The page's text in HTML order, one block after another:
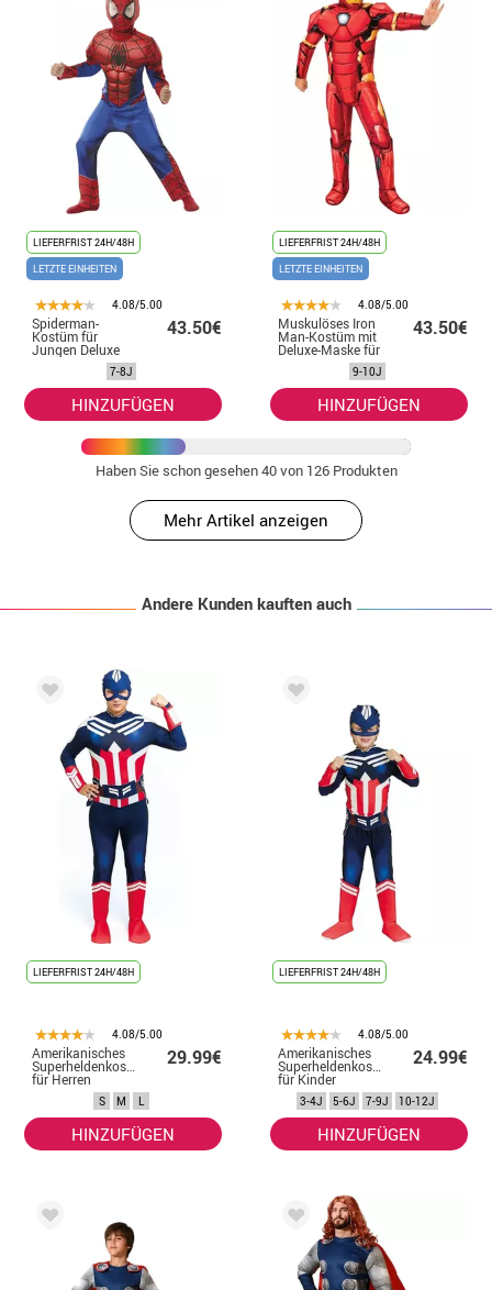
LIEFERFRIST 24H/48H
LETZTE EINHEITEN
4.08/5.00
Spiderman-
Kostüm für
Jungen Deluxe
43.50€
7-8J
HINZUFÜGEN
LIEFERFRIST 24H/48H
LETZTE EINHEITEN
4.08/5.00
Muskulöses Iron
Man-Kostüm mit
Deluxe-Maske für
43.50€
9-10J
HINZUFÜGEN
Haben Sie schon gesehen40von 126 Produkten
Mehr Artikel anzeigen
Andere Kunden kauften auch
LIEFERFRIST 24H/48H
4.08/5.00
Amerikanisches
Superheldenkostüm
für Herren
29.99€
S M L
HINZUFÜGEN
LIEFERFRIST 24H/48H
4.08/5.00
Amerikanisches
Superheldenkostüm
für Kinder
24.99€
3-4J 5-6J 7-9J 10-12J
HINZUFÜGEN